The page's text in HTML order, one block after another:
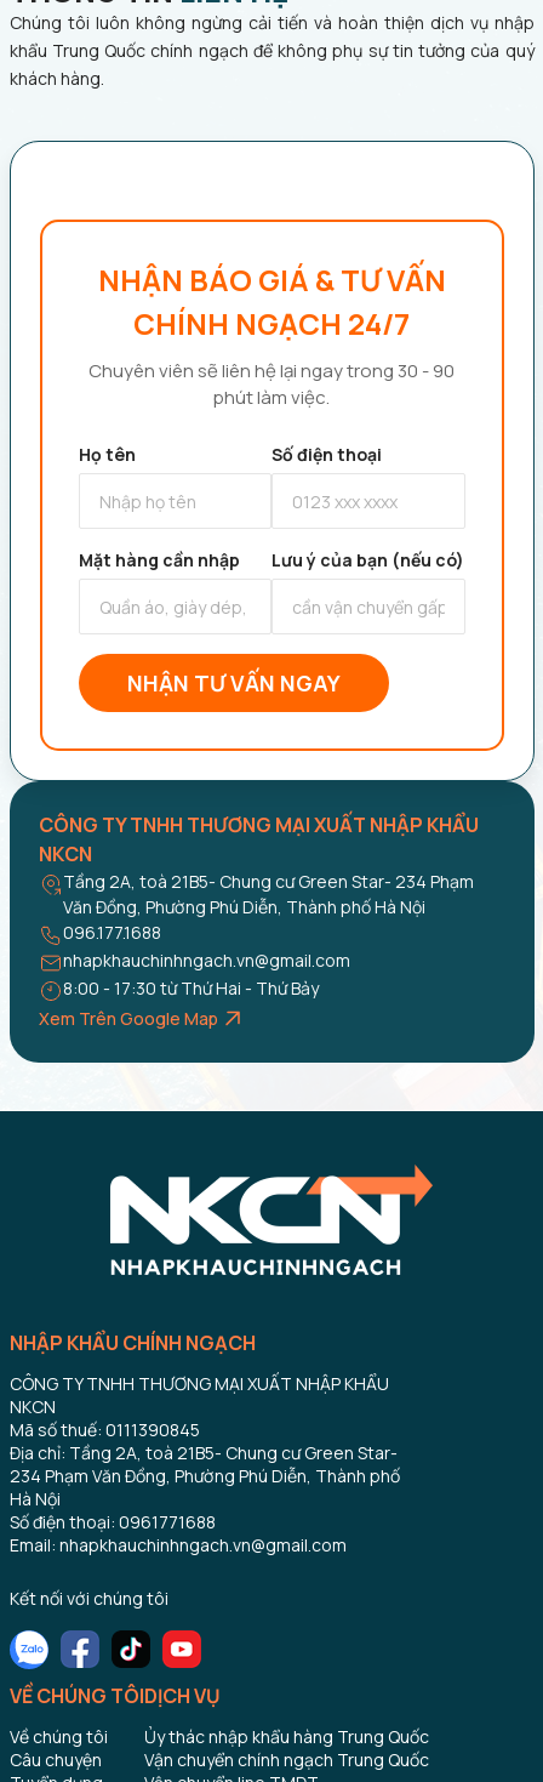
Chúng tôi luôn không ngừng cải tiến và hoàn thiện dịch vụ nhập
khẩu Trung Quốc chính ngạch để không phụ sự tin tưởng của quý
khách hàng.
CÔNG TY TNHH THƯƠNG MẠI XUẤT NHẬP KHẨU
NKCN
Tầng 2A, toà 21B5- Chung cư Green Star- 234 Phạm
Văn Đồng, Phường Phú Diễn, Thành phố Hà Nội
096.177.1688
nhapkhauchinhngach.vn@gmail.com
8:00 - 17:30 từ Thứ Hai - Thứ Bảy
Xem Trên Google Map
NHẬN BÁO GIÁ & TƯ VẤN
CHÍNH NGẠCH 24/7
Chuyên viên sẽ liên hệ lại ngay trong 30 - 90
phút làm việc.
Họ tên Số điện thoại
Mặt hàng cần nhập Lưu ý của bạn (nếu có)
NHẬN TƯ VẤN NGAY
NHẬP KHẨU CHÍNH NGẠCH
CÔNG TY TNHH THƯƠNG MẠI XUẤT NHẬP KHẨU
NKCN
Mã số thuế: 0111390845
Địa chỉ: Tầng 2A, toà 21B5- Chung cư Green Star-
234 Phạm Văn Đồng, Phường Phú Diễn, Thành phố
Hà Nội
Số điện thoại: 0961771688
Email: nhapkhauchinhngach.vn@gmail.com
Kết nối với chúng tôi
VỀ CHÚNG TÔI
Về chúng tôi
Câu chuyện
DỊCH VỤ
Ủy thác nhập khẩu hàng Trung Quốc
Vận chuyển chính ngạch Trung Quốc